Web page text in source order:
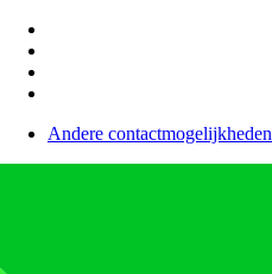
Andere contactmogelijkheden